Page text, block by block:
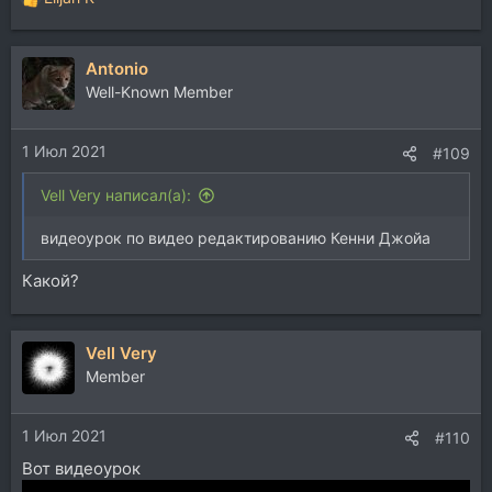
Р
е
а
к
ц
и
и
:
Antonio
Well-Known Member
1 Июл 2021 #109
Vell Very написал(а):
видеоурок по видео редактированию Кенни Джойа
Какой?
Vell Very
Member
1 Июл 2021 #110
Вот видеоурок